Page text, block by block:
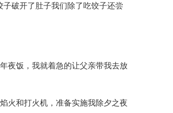
破开了肚子我们除了吃饺子还尝
夜饭，我就着急的让父亲带我去放
火和打火机，准备实施我除夕之夜